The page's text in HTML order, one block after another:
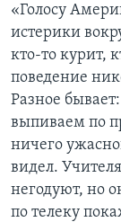
«Голосу
истерики
кто-то курит,
поведение
Разное
выпиваем по
ничего
видел.
негодуют, но
по телеку